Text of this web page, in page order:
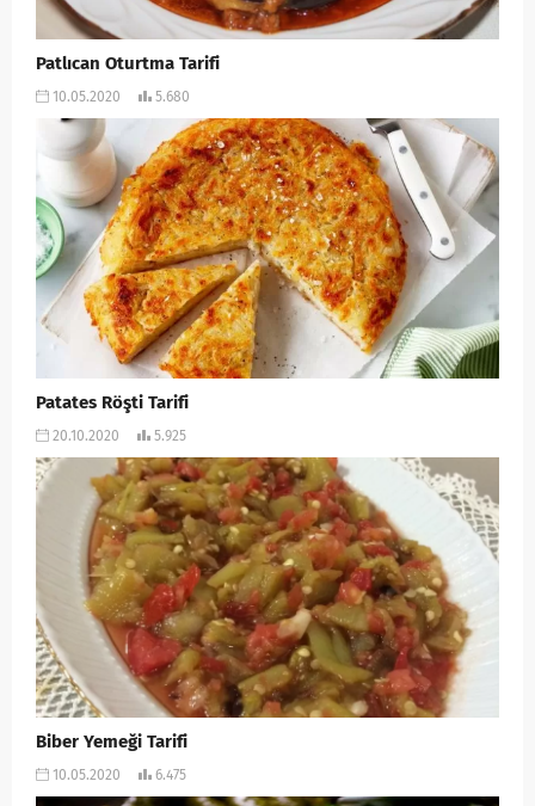
Patlıcan Oturtma Tarifi
10.05.2020 5.680
Patates Röşti Tarifi
20.10.2020 5.925
Biber Yemeği Tarifi
10.05.2020 6.475